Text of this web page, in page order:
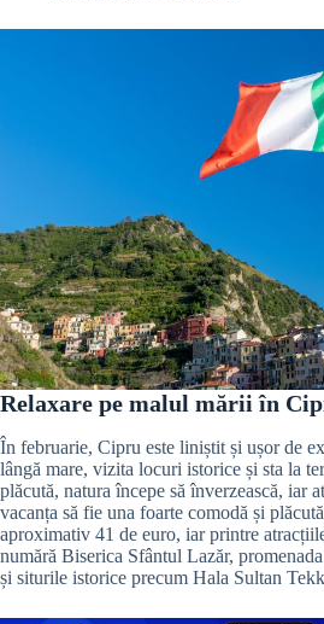
Relaxare pe malul mării în
În februarie, Cipru este liniștit și ușor de
lângă mare, vizita locuri istorice și sta la
plăcută, natura începe să înverzească, iar
vacanța să fie una foarte comodă și
aproximativ 41 de euro, iar printre
numără Biserica Sfântul Lazăr,
și siturile istorice precum Hala Sultan